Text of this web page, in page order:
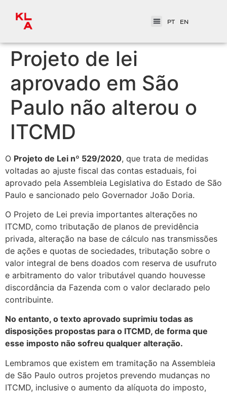
PT EN
Projeto de lei
aprovado em São
Paulo não alterou o
ITCMD
O Projeto de Lei nº 529/2020, que trata de medidas
voltadas ao ajuste fiscal das contas estaduais, foi
aprovado pela Assembleia Legislativa do Estado de São
Paulo e sancionado pelo Governador João Doria.
O Projeto de Lei previa importantes alterações no
ITCMD, como tributação de planos de previdência
privada, alteração na base de cálculo nas transmissões
de ações e quotas de sociedades, tributação sobre o
valor integral de bens doados com reserva de usufruto
e arbitramento do valor tributável quando houvesse
discordância da Fazenda com o valor declarado pelo
contribuinte.
No entanto, o texto aprovado suprimiu todas as
disposições propostas para o ITCMD, de forma que
esse imposto não sofreu qualquer alteração.
Lembramos que existem em tramitação na Assembleia
de São Paulo outros projetos prevendo mudanças no
ITCMD, inclusive o aumento da alíquota do imposto,